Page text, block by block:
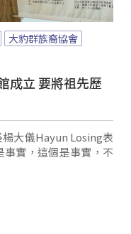
大豹群族裔協會
成立 要將祖先歷
大儀Hayun Losing表
實，這個是事實，不